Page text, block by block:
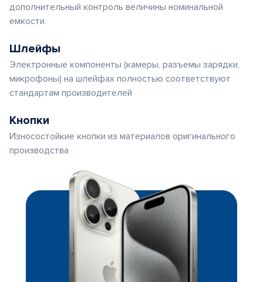
дополнительный контроль величины номинальной
емкости
Шлейфы
Электронные компоненты (камеры, разъемы зарядки,
микрофоны) на шлейфах полностью соответствуют
стандартам производителей
Кнопки
Износостойкие кнопки из материалов оригинального
производства